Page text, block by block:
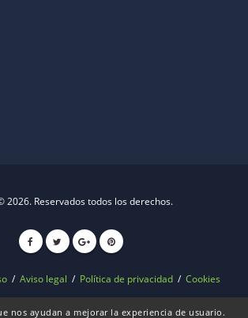
2026. Reservados todos los derechos.
/ Aviso legal / Política de privacidad / Cookies
nos ayudan a mejorar la experiencia de usuario.